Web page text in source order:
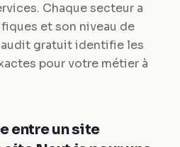
Chaque secteur a
et son niveau de
gratuit identifie les
pour votre métier à
entre un site